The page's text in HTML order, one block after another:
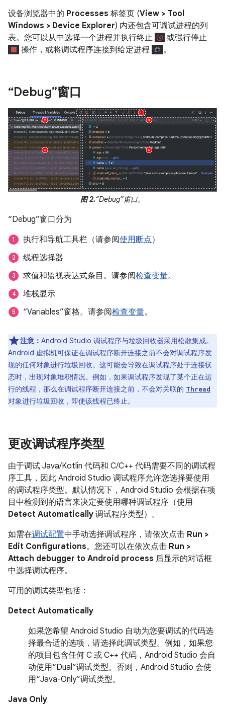
设备浏览器中的 Processes 标签页 (View > Tool
Windows > Device Explorer) 内还包含可调试进程的列
表。您可以从中选择一个进程并执行终止
或强行停止
操作，或将调试程序连接到给定进程
。
“Debug”窗口
图 2.“Debug”窗口。
“Debug”窗口分为
执行和导航工具栏（请参阅使用断点）
线程选择器
求值和监视表达式条目。请参阅检查变量。
堆栈显示
“Variables”窗格。请参阅检查变量。
注意： Android Studio 调试程序与垃圾回收器采用松散集成。
Android 虚拟机可保证在调试程序断开连接之前不会对调试程序发
现的任何对象进行垃圾回收。这可能会导致在调试程序处于连接状
态时，出现对象堆积情况。例如，如果调试程序发现了某个正在运
行的线程，那么在调试程序断开连接之前，不会对关联的 Thread
对象进行垃圾回收，即使该线程已终止。
更改调试程序类型
由于调试 Java/Kotlin 代码和 C/C++ 代码需要不同的调试程
序工具，因此 Android Studio 调试程序允许您选择要使用
的调试程序类型。默认情况下，Android Studio 会根据在项
目中检测到的语言来决定要使用哪种调试程序（使用
Detect Automatically 调试程序类型）。
如需在调试配置中手动选择调试程序，请依次点击 Run >
Edit Configurations。您还可以在依次点击 Run >
Attach debugger to Android process 后显示的对话框
中选择调试程序。
可用的调试类型包括：
Detect Automatically
如果您希望 Android Studio 自动为您要调试的代码选
择最合适的选项，请选择此调试类型。例如，如果您
的项目包含任何 C 或 C++ 代码，Android Studio 会自
动使用“Dual”调试类型。否则，Android Studio 会使
用“Java-Only”调试类型。
Java Only